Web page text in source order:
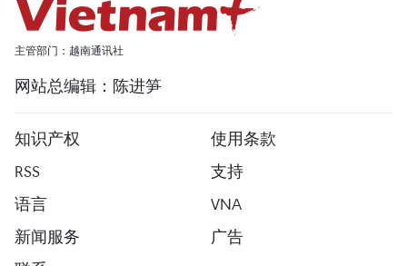
主管部门：越南通讯社
网站总编辑：陈进笋
知识产权
使用条款
RSS
支持
语言
VNA
新闻服务
广告